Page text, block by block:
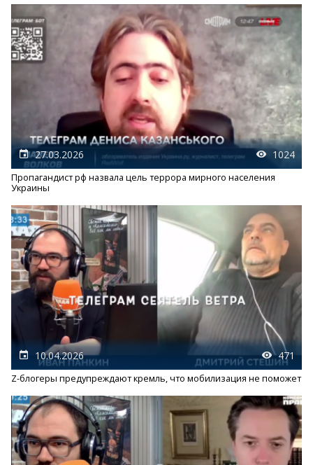
27.03.2026 1024
Пропагандист рф назвала цель террора мирного населения
Украины
10.04.2026 471
Z-блогеры предупреждают кремль, что мобилизация не поможет